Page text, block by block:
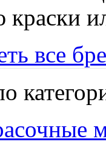
все